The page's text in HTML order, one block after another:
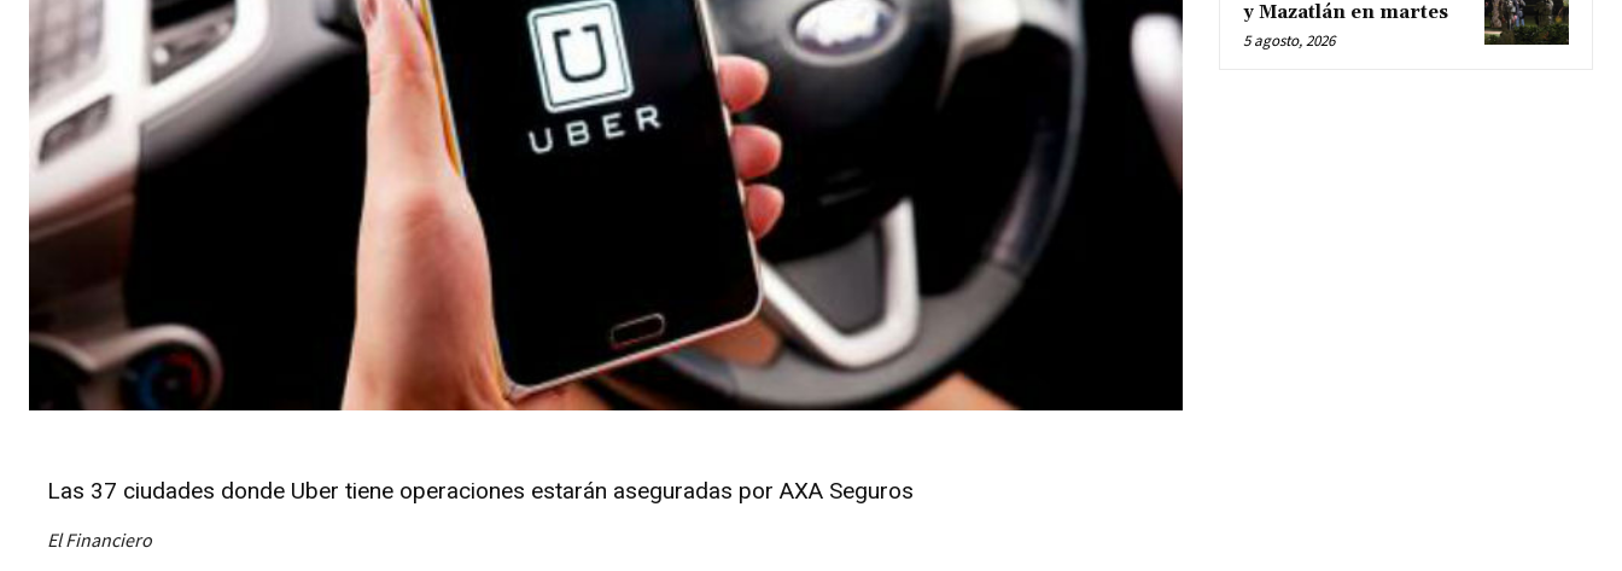
Las 37 ciudades donde Uber tiene operaciones estarán aseguradas por AXA Seguros
El Financiero
y Mazatlán en martes
5 agosto, 2026